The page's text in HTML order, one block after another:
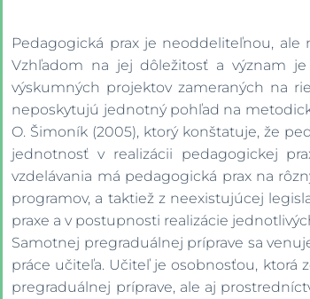
Pedagogická prax je neoddeliteľnou,
Vzhľadom na jej dôležitosť a význam
výskumných projektov zameraných na
neposkytujú jednotný pohľad na
O. Šimoník (2005), ktorý konštatuje, že
jednotnosť v realizácii pedagogickej
vzdelávania má pedagogická prax na
programov, a taktiež z neexistujúcej
praxe a v postupnosti realizácie
Samotnej pregraduálnej príprave sa
práce učiteľa. Učiteľ je osobnosťou, ktorá
pregraduálnej príprave, ale aj